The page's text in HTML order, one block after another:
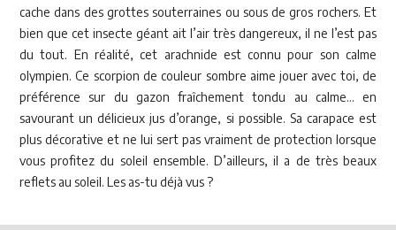
cache dans des grottes souterraines ou sous de gros rochers. Et
bien que cet insecte géant ait l’air très dangereux, il ne l’est pas
du tout. En réalité, cet arachnide est connu pour son calme
olympien. Ce scorpion de couleur sombre aime jouer avec toi, de
préférence sur du gazon fraîchement tondu au calme... en
savourant un délicieux jus d’orange, si possible. Sa carapace est
plus décorative et ne lui sert pas vraiment de protection lorsque
vous profitez du soleil ensemble. D’ailleurs, il a de très beaux
reflets au soleil. Les as-tu déjà vus ?